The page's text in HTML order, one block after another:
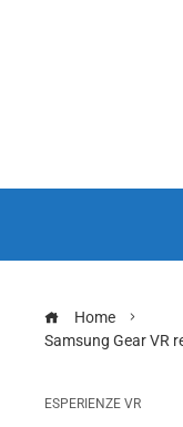
Home
Samsung Gear VR
ESPERIENZE VR